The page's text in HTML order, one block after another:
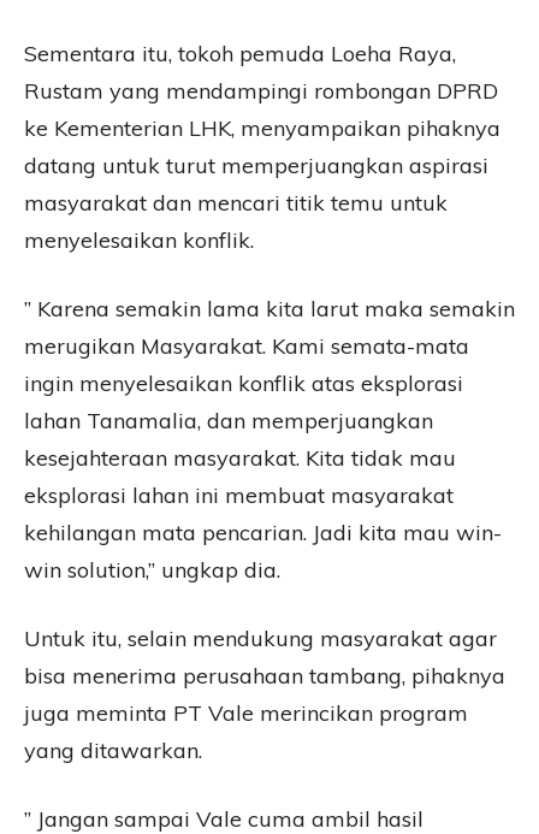
Sementara itu, tokoh pemuda Loeha Raya,
Rustam yang mendampingi rombongan DPRD
ke Kementerian LHK, menyampaikan pihaknya
datang untuk turut memperjuangkan aspirasi
masyarakat dan mencari titik temu untuk
menyelesaikan konflik.
” Karena semakin lama kita larut maka semakin
merugikan Masyarakat. Kami semata-mata
ingin menyelesaikan konflik atas eksplorasi
lahan Tanamalia, dan memperjuangkan
kesejahteraan masyarakat. Kita tidak mau
eksplorasi lahan ini membuat masyarakat
kehilangan mata pencarian. Jadi kita mau win-
win solution,” ungkap dia.
Untuk itu, selain mendukung masyarakat agar
bisa menerima perusahaan tambang, pihaknya
juga meminta PT Vale merincikan program
yang ditawarkan.
” Jangan sampai Vale cuma ambil hasil